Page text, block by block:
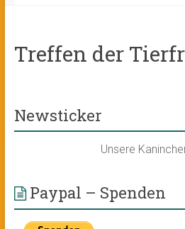
Treffen der
Newsticker
Unsere
Paypal – Spenden